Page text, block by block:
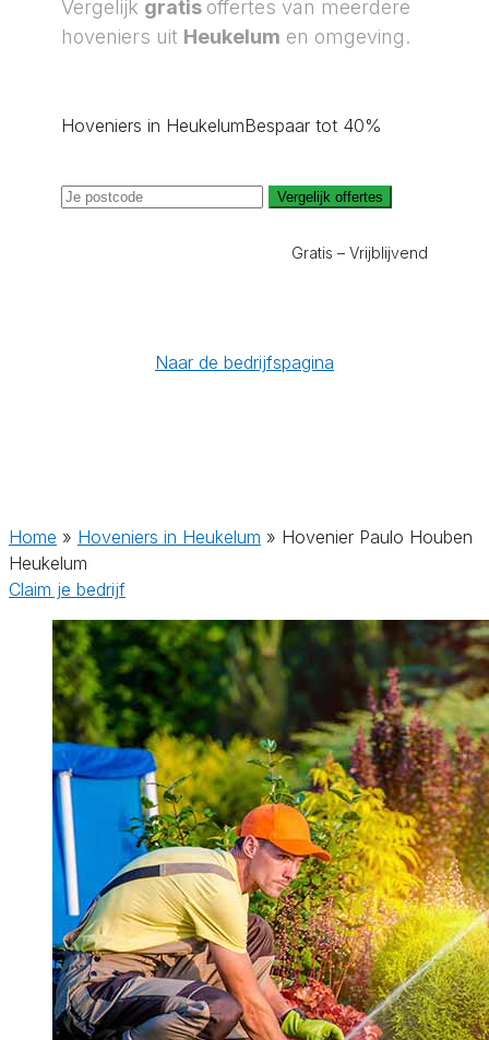
Vergelijk gratis offertes van meerdere
hoveniers uit Heukelum en omgeving.
Hoveniers in HeukelumBespaar tot 40%
Vergelijk offertes
Gratis – Vrijblijvend
Naar de bedrijfspagina
Home » Hoveniers in Heukelum » Hovenier Paulo Houben
Heukelum
Claim je bedrijf